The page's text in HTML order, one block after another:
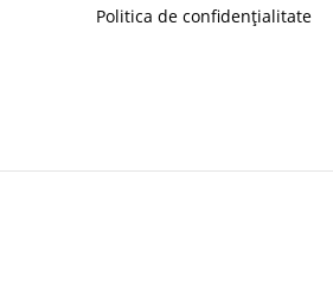
Politica de confidențialitate
reducere